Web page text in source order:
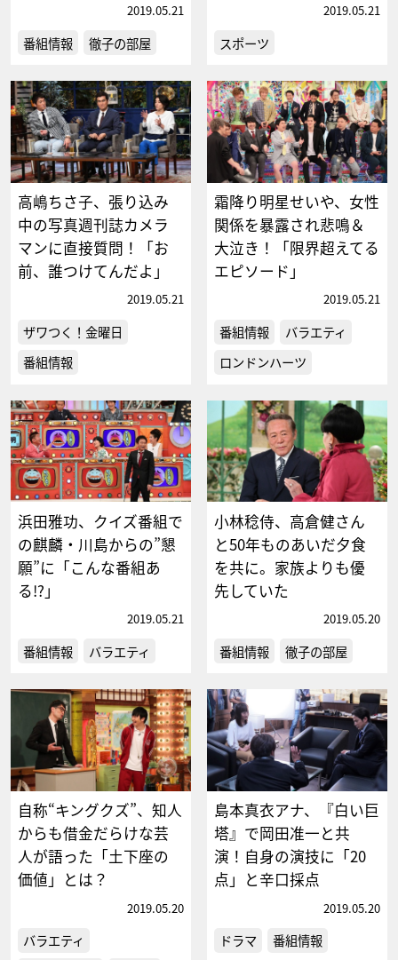
2019.05.21
番組情報 徹子の部屋
2019.05.21
スポーツ
高嶋ちさ子、張り込み
中の写真週刊誌カメラ
マンに直接質問！「お
前、誰つけてんだよ」
2019.05.21
ザワつく！金曜日
番組情報
霜降り明星せいや、女性
関係を暴露され悲鳴＆
大泣き！「限界超えてる
エピソード」
2019.05.21
番組情報
バラエティ
ロンドンハーツ
浜田雅功、クイズ番組で
の麒麟・川島からの”懇
願”に「こんな番組あ
る!?」
2019.05.21
番組情報 バラエティ
小林稔侍、高倉健さん
と50年ものあいだ夕食
を共に。家族よりも優
先していた
2019.05.20
番組情報 徹子の部屋
自称“キングクズ”、知人
からも借金だらけな芸
人が語った「土下座の
価値」とは？
2019.05.20
バラエティ
島本真衣アナ、『白い巨
塔』で岡田准一と共
演！自身の演技に「20
点」と辛口採点
2019.05.20
ドラマ 番組情報